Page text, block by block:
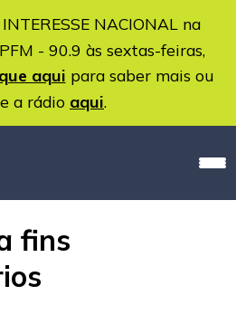
NACIONAL na
- 90.9 às sextas-feiras,
aqui para saber mais ou
a rádio aqui.
fins